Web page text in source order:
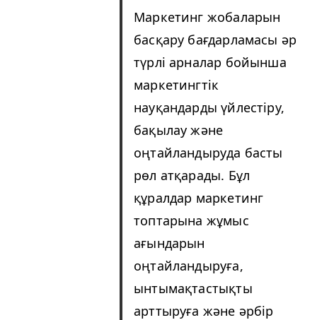
Маркетинг жобаларын
басқару бағдарламасы әр
түрлі арналар бойынша
маркетингтік
науқандарды үйлестіру,
бақылау және
оңтайландыруда басты
рөл атқарады. Бұл
құралдар маркетинг
топтарына жұмыс
ағындарын
оңтайландыруға,
ынтымақтастықты
арттыруға және әрбір